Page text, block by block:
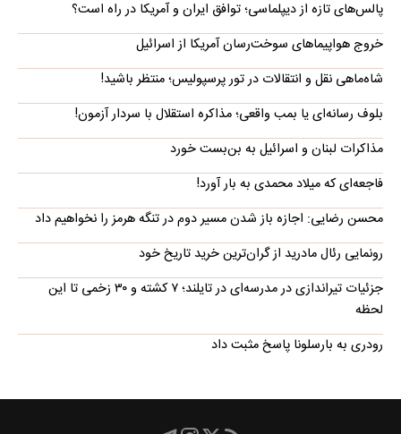
پالس‌های تازه از دیپلماسی؛ توافق ایران و آمریکا در راه است؟
خروج هواپیماهای سوخت‌رسان آمریکا از اسرائیل
شاه‌ماهی نقل و انتقالات در تور پرسپولیس؛ منتظر باشید!
بلوف رسانه‌ای یا بمب واقعی؛ مذاکره استقلال با سردار آزمون!
مذاکرات لبنان و اسرائیل به بن‌بست خورد
فاجعه‌ای که میلاد محمدی به بار آورد!
محسن رضایی: اجازه باز شدن مسیر دوم در تنگه هرمز را نخواهیم داد
رونمایی رئال مادرید از گران‌ترین خرید تاریخ خود
جزئیات تیراندازی در مدرسه‌ای در تایلند؛ ۷ کشته و ۳۰ زخمی تا این
لحظه
رودری به بارسلونا پاسخ مثبت داد